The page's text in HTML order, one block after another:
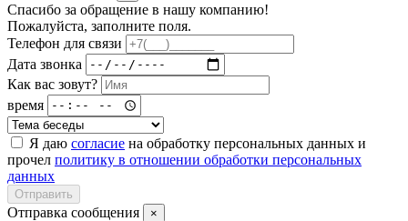
Спасибо за обращение в нашу компанию!
Пожалуйста, заполните поля.
Телефон для связи
Дата звонка
Как вас зовут?
время
Я даю согласие на обработку персональных данных и
прочел политику в отношении обработки персональных
данных
Отправить
Отправка сообщения ×